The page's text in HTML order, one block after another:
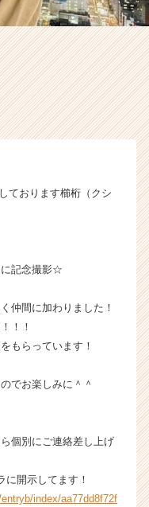
ております櫛桁（クシ
に記念撮影☆
仲間に加わりました！
！！
もらっています！
でお楽しみに＾＾
個別にご連絡差し上げ
に開示してます！
index/aa77dd8f72f